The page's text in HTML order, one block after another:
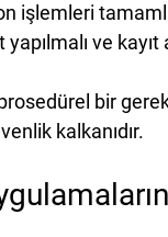
işlemleri
ve kayıt
bir
kalkanıdır.